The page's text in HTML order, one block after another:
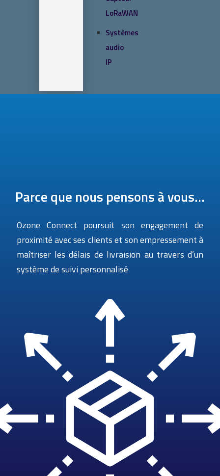
LoRaWAN
Systèmes
audio
IP
Parce que nous pensons à vous...
Ozone Connect poursuit son engagement de
proximité avec ses clients et son empressement à
maîtriser les délais de livraision au travers d’un
système de suivi personnalisé